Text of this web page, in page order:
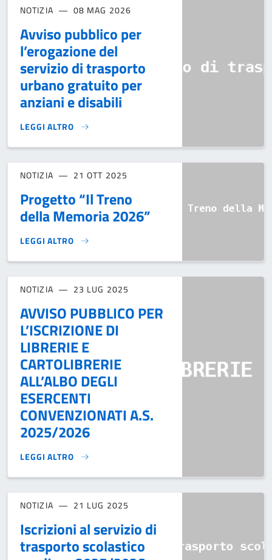
NOTIZIA 08 MAG 2026
Avviso pubblico per
l’erogazione del
servizio di trasporto
urbano gratuito per
anziani e disabili
LEGGI ALTRO
AVVISO PUBBLICO PER L’EROGAZIONE DEL SERVIZIO DI
NOTIZIA 21 OTT 2025
Progetto “Il Treno
della Memoria 2026”
LEGGI ALTRO
PROGETTO “IL TRENO DELLA MEMORIA 2026”}
NOTIZIA 23 LUG 2025
AVVISO PUBBLICO PER
L’ISCRIZIONE DI
LIBRERIE E
CARTOLIBRERIE
ALL’ALBO DEGLI
ESERCENTI
CONVENZIONATI A.S.
2025/2026
LEGGI ALTRO
AVVISO PUBBLICO PER L’ISCRIZIONE DI LIBRERIE E
NOTIZIA 21 LUG 2025
Iscrizioni al servizio di
trasporto scolastico